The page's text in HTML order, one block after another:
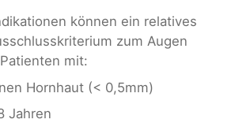
können ein relatives
zum Augen
mit:
Hornhaut (< 0,5mm)
Jahren